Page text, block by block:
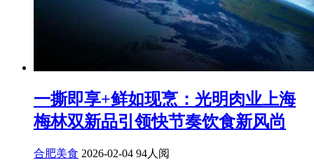
一撕即享+鲜如现烹：光明肉业上海
梅林双新品引领快节奏饮食新风尚
合肥美食 2026-02-04 94人阅